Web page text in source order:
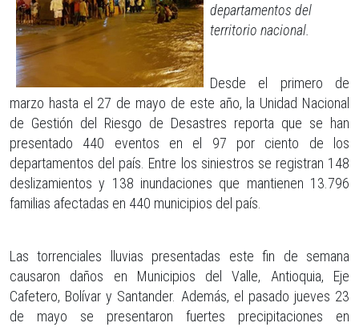
departamentos del
territorio nacional.
Desde el primero de
marzo hasta el 27 de mayo de este año, la Unidad Nacional
de Gestión del Riesgo de Desastres reporta que se han
presentado 440 eventos en el 97 por ciento de los
departamentos del país. Entre los siniestros se registran 148
deslizamientos y 138 inundaciones que mantienen 13.796
familias afectadas en 440 municipios del país.
Las torrenciales lluvias presentadas este fin de semana
causaron daños en Municipios del Valle, Antioquia, Eje
Cafetero, Bolívar y Santander. Además, el pasado jueves 23
de mayo se presentaron fuertes precipitaciones en